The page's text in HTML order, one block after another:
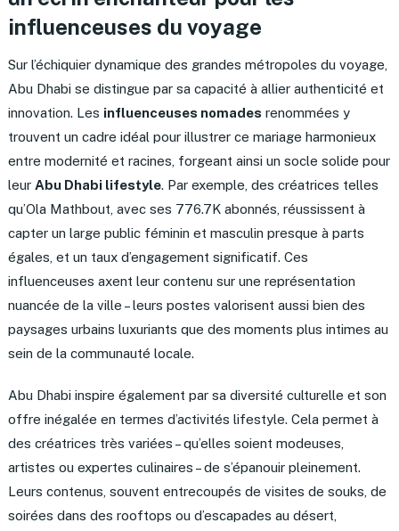
influenceuses du voyage
Sur l’échiquier dynamique des grandes métropoles du voyage,
Abu Dhabi se distingue par sa capacité à allier authenticité et
innovation. Les influenceuses nomades renommées y
trouvent un cadre idéal pour illustrer ce mariage harmonieux
entre modernité et racines, forgeant ainsi un socle solide pour
leur Abu Dhabi lifestyle. Par exemple, des créatrices telles
qu’Ola Mathbout, avec ses 776.7K abonnés, réussissent à
capter un large public féminin et masculin presque à parts
égales, et un taux d’engagement significatif. Ces
influenceuses axent leur contenu sur une représentation
nuancée de la ville – leurs postes valorisent aussi bien des
paysages urbains luxuriants que des moments plus intimes au
sein de la communauté locale.
Abu Dhabi inspire également par sa diversité culturelle et son
offre inégalée en termes d’activités lifestyle. Cela permet à
des créatrices très variées – qu’elles soient modeuses,
artistes ou expertes culinaires – de s’épanouir pleinement.
Leurs contenus, souvent entrecoupés de visites de souks, de
soirées dans des rooftops ou d’escapades au désert,